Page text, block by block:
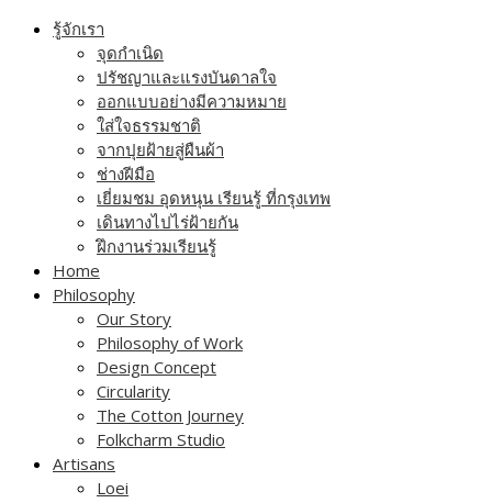
Skip
รู้จักเรา
จุดกำเนิด
ปรัชญาและแรงบันดาลใจ
ออกแบบอย่างมีความหมาย
ใส่ใจธรรมชาติ
จากปุยฝ้ายสู่ผืนผ้า
ช่างฝีมือ
เยี่ยมชม อุดหนุน เรียนรู้ ที่กรุงเทพ
เดินทางไปไร่ฝ้ายกัน
ฝึกงานร่วมเรียนรู้
Home
Philosophy
Our Story
Philosophy of Work
Design Concept
Circularity
The Cotton Journey
Folkcharm Studio
Artisans
Loei